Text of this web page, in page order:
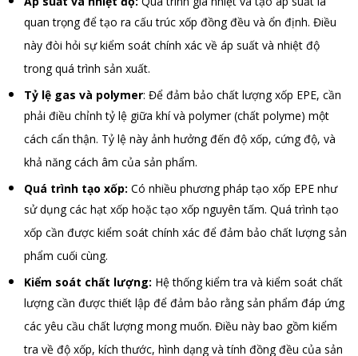
quan trọng để tạo ra cấu trúc xốp đồng đều và ổn định. Điều
này đòi hỏi sự kiểm soát chính xác về áp suất và nhiệt độ
trong quá trình sản xuất.
Tỷ lệ gas và polymer: Để đảm bảo chất lượng xốp EPE, cần
phải điều chỉnh tỷ lệ giữa khí và polymer (chất polyme) một
cách cẩn thận. Tỷ lệ này ảnh hưởng đến độ xốp, cứng độ, và
khả năng cách âm của sản phẩm.
Quá trình tạo xốp: Có nhiều phương pháp tạo xốp EPE như
sử dụng các hạt xốp hoặc tạo xốp nguyên tấm. Quá trình tạo
xốp cần được kiểm soát chính xác để đảm bảo chất lượng sản
phẩm cuối cùng.
Kiểm soát chất lượng: Hệ thống kiểm tra và kiểm soát chất
lượng cần được thiết lập để đảm bảo rằng sản phẩm đáp ứng
các yêu cầu chất lượng mong muốn. Điều này bao gồm kiểm
tra về độ xốp, kích thước, hình dạng và tính đồng đều của sản